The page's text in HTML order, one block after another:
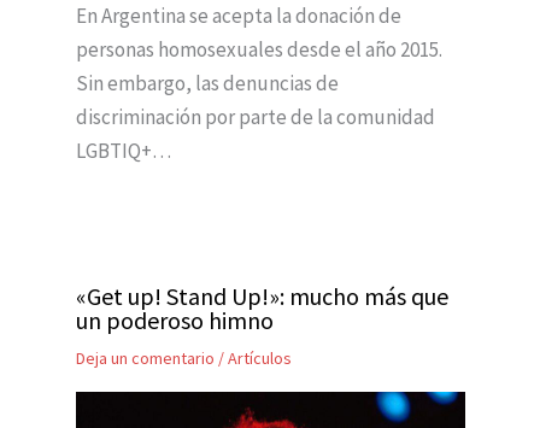
En Argentina se acepta la donación de
personas homosexuales desde el año 2015.
Sin embargo, las denuncias de
discriminación por parte de la comunidad
LGBTIQ+…
«Get up! Stand Up!»: mucho más que
un poderoso himno
Deja un comentario /Artículos